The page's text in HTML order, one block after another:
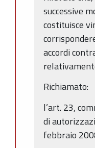
successive
costituisce
accordi
Richiamato:
l’art. 23,
di
febbraio